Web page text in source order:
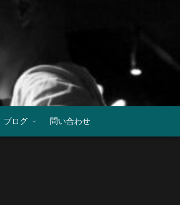
ブログ 問い合わせ